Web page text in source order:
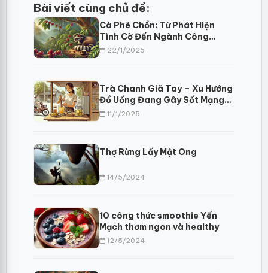
Bài viết cùng chủ đề:
Cà Phê Chồn: Từ Phát Hiện
Tình Cờ Đến Ngành Công
Nghiệp Tỷ Đô
22/1/2025
Trà Chanh Giã Tay – Xu Hướng
Đồ Uống Đang Gây Sốt Mạng
Xã Hội
11/1/2025
Thợ Rừng Lấy Mật Ong
14/5/2024
10 công thức smoothie Yến
Mạch thơm ngon và healthy
12/5/2024